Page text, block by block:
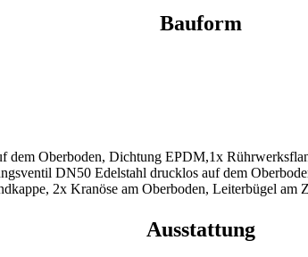
Bauform
Oberboden, Dichtung EPDM,1x
DN50 Edelstahl drucklos auf dem
2x Kranöse am Oberboden, Leiterbügel am
Ausstattung